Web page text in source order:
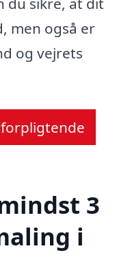
men også er
og vejrets
3
i